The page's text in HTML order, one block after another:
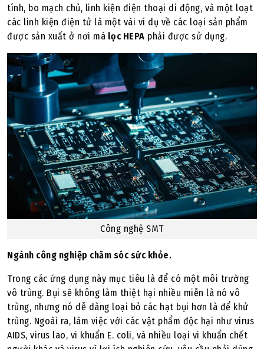
tính, bo mạch chủ, linh kiện điện thoại di động, và một loạt
các linh kiện điện tử là một vài ví dụ về các loại sản phẩm
được sản xuất ở nơi mà lọc HEPA phải được sử dụng.
Công nghệ SMT
Ngành công nghiệp chăm sóc sức khỏe.
Trong các ứng dụng này mục tiêu là để có một môi trường
vô trùng. Bụi sẽ không làm thiệt hại nhiều miễn là nó vô
trùng, nhưng nó dễ dàng loại bỏ các hạt bụi hơn là để khử
trùng. Ngoài ra, làm việc với các vật phẩm độc hại như virus
AIDS, virus lao, vi khuẩn E. coli, và nhiều loại vi khuẩn chết